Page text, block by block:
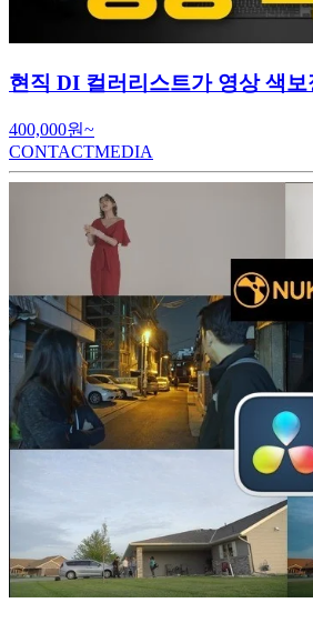
현직 DI 컬러리스트가 영상 색
400,000원~
CONTACTMEDIA